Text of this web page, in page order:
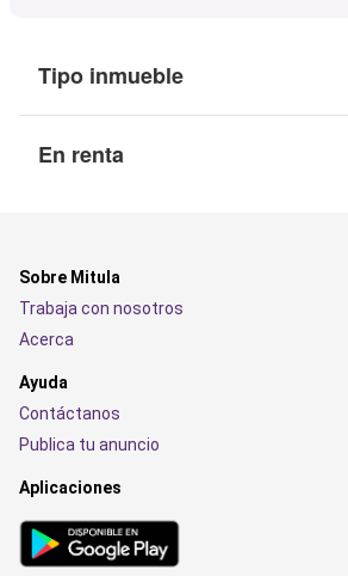
Tipo inmueble
En renta
Sobre Mitula
Trabaja con nosotros
Acerca
Ayuda
Contáctanos
Publica tu anuncio
Aplicaciones